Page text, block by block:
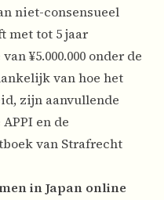
niet-consensueel
met tot 5 jaar
¥5.000.000 onder de
van hoe het
zijn aanvullende
en de
van Strafrecht
in Japan online